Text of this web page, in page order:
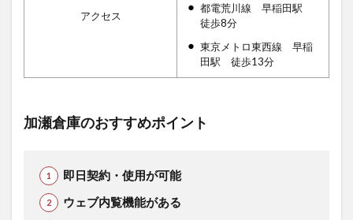
アクセス
都電荒川線 早稲田駅
徒歩8分
東京メトロ東西線 早稲
田駅 徒歩13分
加瀬倉庫のおすすめポイント
即日契約・使用が可能
ウェブ内覧機能がある